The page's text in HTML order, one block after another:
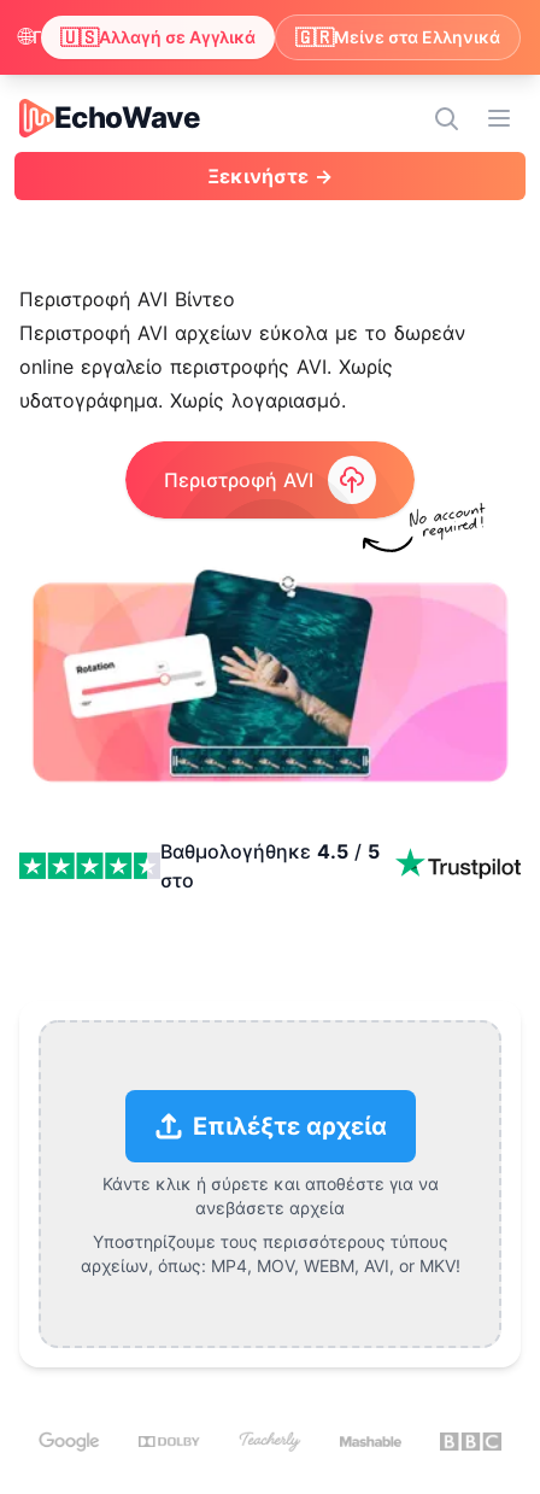
EchoWave
EchoWave
Ξεκινήστε →
Περιστροφή AVI Βίντεο
Περιστροφή AVI αρχείων εύκολα με το δωρεάν
online εργαλείο περιστροφής AVI. Χωρίς
υδατογράφημα. Χωρίς λογαριασμό.
Περιστροφή AVI
Βαθμολογήθηκε 4.5 / 5
στο
Επιλέξτε αρχεία
Κάντε κλικ ή σύρετε και αποθέστε για να
ανεβάσετε αρχεία
Υποστηρίζουμε τους περισσότερους τύπους
αρχείων, όπως: MP4, MOV, WEBM, AVI, or MKV!
🌐 🇺🇸Αλλαγή σε Αγγλικά 🇬🇷Μείνε στα Ελληνικά